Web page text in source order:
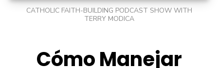
CATHOLIC FAITH-BUILDING PODCAST SHOW WITH
TERRY MODICA
Cómo Manejar